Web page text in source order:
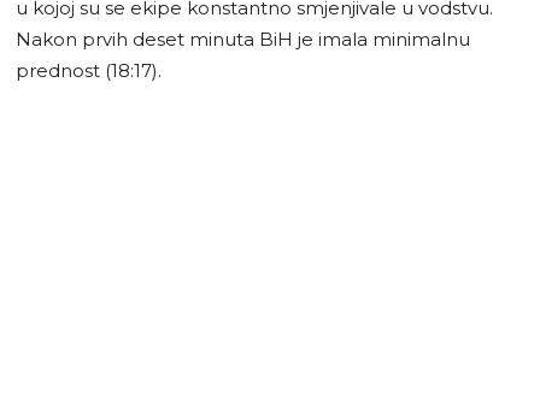
u kojoj su se ekipe konstantno smjenjivale u vodstvu.
Nakon prvih deset minuta BiH je imala minimalnu
prednost (18:17).